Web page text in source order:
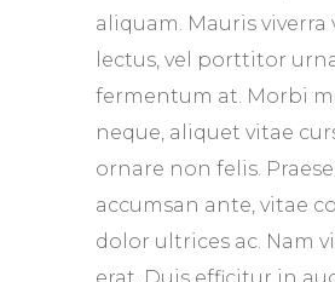
aliquam. Mauris viverra
lectus, vel porttitor
fermentum at. Morbi
neque, aliquet vitae
ornare non felis.
accumsan ante, vitae
dolor ultrices ac. Nam
erat. Duis efficitur in